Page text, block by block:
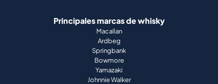
Principales marcas de whisky
Macallan
Ardbeg
Springbank
Bowmore
Yamazaki
Johnnie Walker